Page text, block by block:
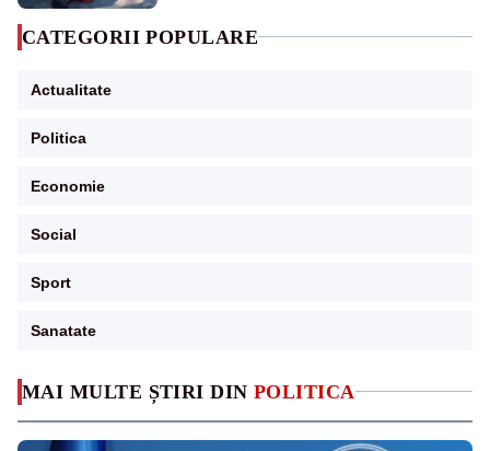
MAI MULTE ȘTIRI DIN POLITICA
CATEGORII POPULARE
Actualitate
Politica
Economie
Social
Sport
Sanatate